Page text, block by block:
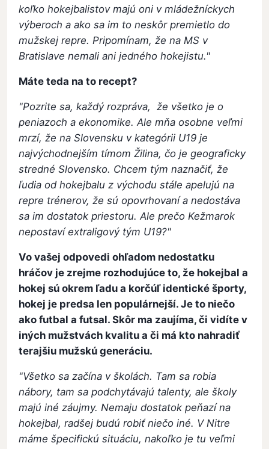
koľko hokejbalistov majú oni v mládežníckych
výberoch a ako sa im to neskôr premietlo do
mužskej repre. Pripomínam, že na MS v
Bratislave nemali ani jedného hokejistu."
Máte teda na to recept?
"Pozrite sa, každý rozpráva, že všetko je o
peniazoch a ekonomike. Ale mňa osobne veľmi
mrzí, že na Slovensku v kategórii U19 je
najvýchodnejším tímom Žilina, čo je geograficky
stredné Slovensko. Chcem tým naznačiť, že
ľudia od hokejbalu z východu stále apelujú na
repre trénerov, že sú opovrhovaní a nedostáva
sa im dostatok priestoru. Ale prečo Kežmarok
nepostaví extraligový tým U19?"
Vo vašej odpovedi ohľadom nedostatku
hráčov je zrejme rozhodujúce to, že hokejbal a
hokej sú okrem ľadu a korčúľ identické športy,
hokej je predsa len populárnejší. Je to niečo
ako futbal a futsal. Skôr ma zaujíma, či vidíte v
iných mužstvách kvalitu a či má kto nahradiť
terajšiu mužskú generáciu.
"Všetko sa začína v školách. Tam sa robia
nábory, tam sa podchytávajú talenty, ale školy
majú iné záujmy. Nemaju dostatok peňazí na
hokejbal, radšej budú robiť niečo iné. V Nitre
máme špecifickú situáciu, nakoľko je tu veľmi